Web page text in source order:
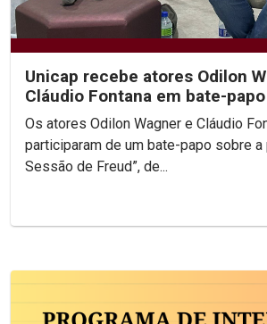
Unicap recebe atores Odilon
Cláudio Fontana em bate-
Os atores Odilon Wagner e Cláudio
participaram de um bate-papo sobre a
Sessão de Freud”, de...